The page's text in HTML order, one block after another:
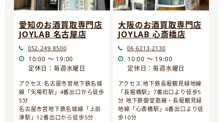
愛知のお酒買取専門店
JOYLAB 名古屋店
052-249-8500
10:00 ～ 19:00
定休日：毎週水曜日
アクセス:名古屋市営地下鉄名城
線「矢場町駅」4番出口から徒歩
5分
名古屋市営地下鉄名城線「上前
津駅」12番出口から徒歩5分
大阪のお酒買取専門店
JOYLAB 心斎橋店
06-6213-2130
10:00 ～ 19:00
定休日：毎週水曜日
アクセス:地下鉄長堀鶴見緑地線
「長堀橋駅」7番出口より徒歩5
分 地下鉄御堂筋線・長堀鶴見緑
地線「心斎橋駅」6番出口より徒
歩10分